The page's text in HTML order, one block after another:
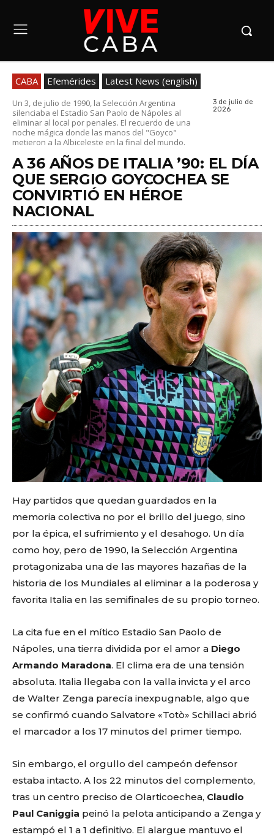
CABA Efemérides Latest News (english)
Un 3, de julio de 1990, la Selección Argentina
silenciaba el Estadio San Paolo de Nápoles al
eliminar al local por penales. El recuerdo de una
noche mágica donde las manos del "Goyco"
metieron a la Albiceleste en la final del mundo.
3 de julio de
2026
A 36 AÑOS DE ITALIA ’90: EL DÍA
QUE SERGIO GOYCOCHEA SE
CONVIRTIÓ EN HÉROE
NACIONAL
Hay partidos que quedan guardados en la
memoria colectiva no por el brillo del juego, sino
por la épica, el sufrimiento y el desahogo. Un día
como hoy, pero de 1990, la Selección Argentina
protagonizaba una de las mayores hazañas de la
historia de los Mundiales al eliminar a la poderosa y
favorita Italia en las semifinales de su propio torneo.
La cita fue en el mítico Estadio San Paolo de
Nápoles, una tierra dividida por el amor a Diego
Armando Maradona. El clima era de una tensión
absoluta. Italia llegaba con la valla invicta y el arco
de Walter Zenga parecía inexpugnable, algo que
se confirmó cuando Salvatore «Totò» Schillaci abrió
el marcador a los 17 minutos del primer tiempo.
Sin embargo, el orgullo del campeón defensor
estaba intacto. A los 22 minutos del complemento,
tras un centro preciso de Olarticoechea, Claudio
Paul Caniggia peinó la pelota anticipando a Zenga y
estampó el 1 a 1 definitivo. El alargue mantuvo el